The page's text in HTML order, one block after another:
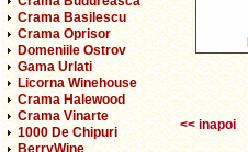
Crama Basilescu
Crama Oprisor
Domeniile Ostrov
Gama Urlati
Licorna Winehouse
Crama Halewood
Crama Vinarte
1000 De Chipuri
BerryWine
<< inapoi